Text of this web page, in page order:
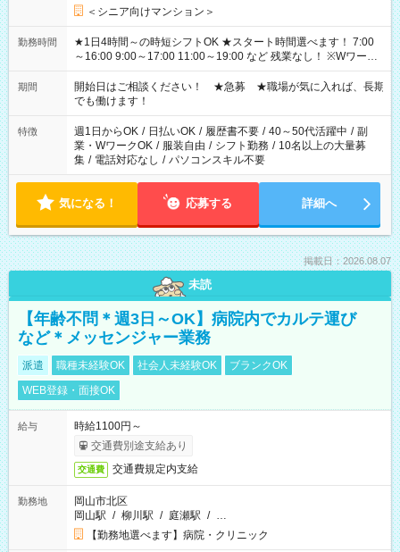
＜シニア向けマンション＞
勤務時間
★1日4時間～の時短シフトOK ★スタート時間選べます！ 7:00
～16:00 9:00～17:00 11:00～19:00 など 残業なし！ ※Wワーク
の場合、他のお仕事と合わせ週40時間超の就業はご案内できま
せん ※法令に基づき、週20時間以上勤務は社会保険への加入対
象となります ※労働者派遣法（日雇い派遣の原則禁止）によ
り、短時間・短期間の就業はご案内が難しい場合があります
期間
開始日はご相談ください！ ★急募 ★職場が気に入れば、長期
でも働けます！
特徴 週1日からOK / 日払いOK / 履歴書不要 / 40～50代活躍中 / 副
業・WワークOK / 服装自由 / シフト勤務 / 10名以上の大量募
集 / 電話対応なし / パソコンスキル不要
気になる！ 応募する 詳細へ
掲載日：2026.08.07
未読
【年齢不問＊週3日～OK】病院内でカルテ運び
など＊メッセンジャー業務
派遣 職種未経験OK 社会人未経験OK
ブランクOK
WEB登録・面接OK
給与
時給1100円～
交通費別途支給あり
交通費 交通費規定内支給
勤務地
岡山市北区
岡山駅 / 柳川駅 / 庭瀬駅 / …
【勤務地選べます】病院・クリニック